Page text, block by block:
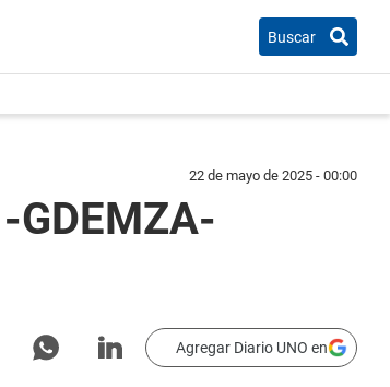
Buscar
22 de mayo de 2025 - 00:00
Agregar Diario UNO en